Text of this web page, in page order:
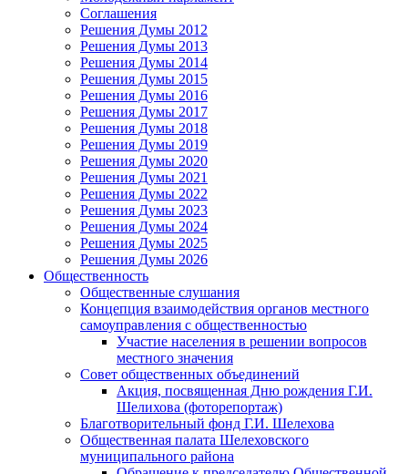
Соглашения
Решения Думы 2012
Решения Думы 2013
Решения Думы 2014
Решения Думы 2015
Решения Думы 2016
Решения Думы 2017
Решения Думы 2018
Решения Думы 2019
Решения Думы 2020
Решения Думы 2021
Решения Думы 2022
Решения Думы 2023
Решения Думы 2024
Решения Думы 2025
Решения Думы 2026
Общественность
Общественные слушания
Концепция взаимодействия органов местного
самоуправления с общественностью
Участие населения в решении вопросов
местного значения
Совет общественных объединений
Акция, посвященная Дню рождения Г.И.
Шелихова (фоторепортаж)
Благотворительный фонд Г.И. Шелехова
Общественная палата Шелеховского
муниципального района